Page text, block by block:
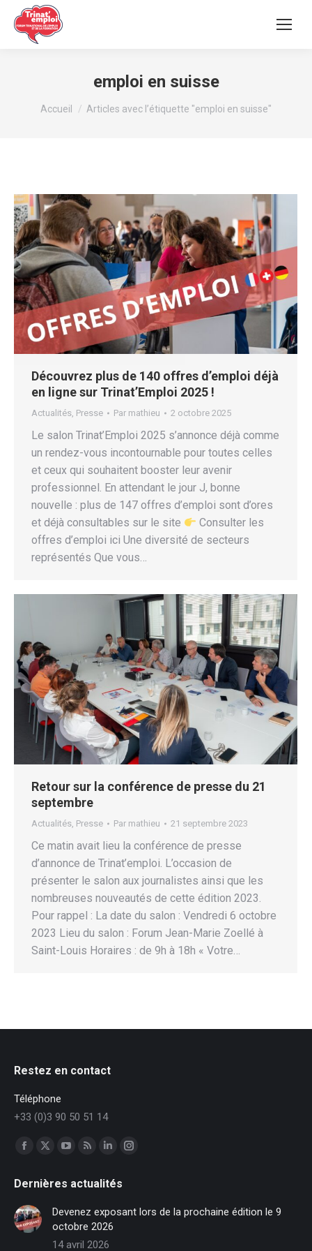
emploi en suisse
Vous êtes ici :
Accueil Articles avec l’étiquette "emploi en suisse"
Découvrez plus de 140 offres d’emploi déjà
en ligne sur Trinat’Emploi 2025 !
Actualités, Presse Par mathieu 2 octobre 2025
Le salon Trinat’Emploi 2025 s’annonce déjà comme
un rendez-vous incontournable pour toutes celles
et ceux qui souhaitent booster leur avenir
professionnel. En attendant le jour J, bonne
nouvelle : plus de 147 offres d’emploi sont d’ores
et déjà consultables sur le site
Consulter les
offres d’emploi ici Une diversité de secteurs
représentés Que vous…
Retour sur la conférence de presse du 21
septembre
Actualités Presse Par mathieu 21 septembre 2023
Ce matin avait lieu la conférence de presse
d’annonce de Trinat’emploi. L’occasion de
présenter le salon aux journalistes ainsi que les
nombreuses nouveautés de cette édition 2023.
Pour rappel : La date du salon : Vendredi 6 octobre
2023 Lieu du salon : Forum Jean-Marie Zoellé à
Saint-Louis Horaires : de 9h à 18h « Votre…
Restez en contact
Téléphone
+33 (0)3 90 50 51 14
Trouvez nous sur :
Facebook
opens
in
new
window
X
opens
new
window
YouTube
opens
in
new
window
RSS
opens
in
new
window
LinkedIn
opens
in
new
window
Instagram
in
Dernières actualités
Devenez exposant lors de la prochaine édition le 9
octobre 2026
14 avril 2026